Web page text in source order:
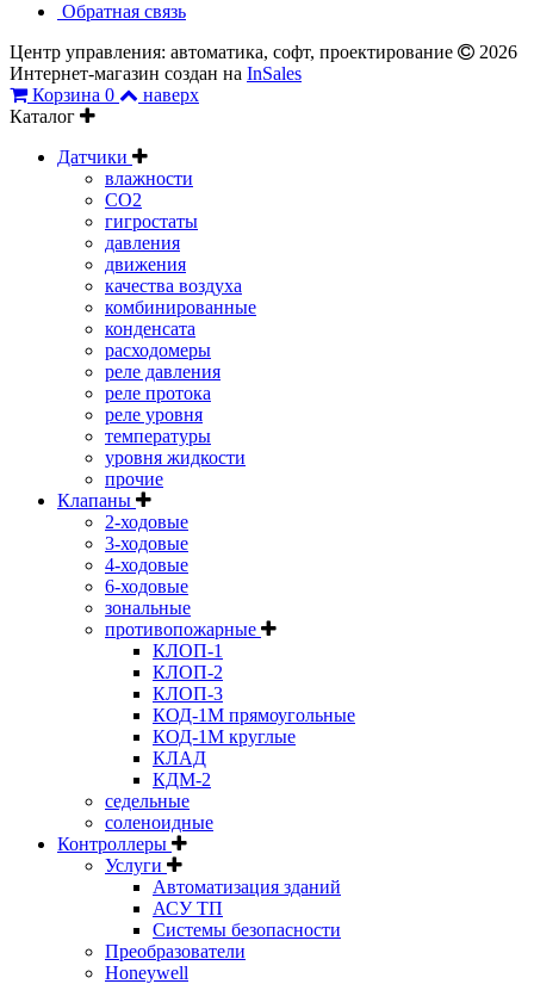
Обратная связь
Центр управления: автоматика, софт, проектирование
2026
Интернет-магазин создан на InSales
Корзина 0
наверх
Каталог
Датчики
влажности
CO2
гигростаты
давления
движения
качества воздуха
комбинированные
конденсата
расходомеры
реле давления
реле протока
реле уровня
температуры
уровня жидкости
прочие
Клапаны
2-ходовые
3-ходовые
4-ходовые
6-ходовые
зональные
противопожарные
КЛОП-1
КЛОП-2
КЛОП-3
КОД-1М прямоугольные
КОД-1М круглые
КЛАД
КДМ-2
седельные
соленоидные
Контроллеры
Услуги
Автоматизация зданий
АСУ ТП
Системы безопасности
Преобразователи
Honeywell